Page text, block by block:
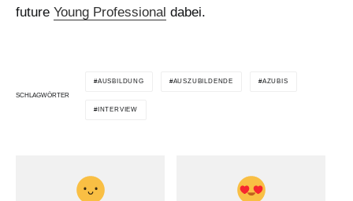
future Young Professional dabei.
SCHLAGWÖRTER
AUSBILDUNG AUSZUBILDENDE AZUBIS
INTERVIEW